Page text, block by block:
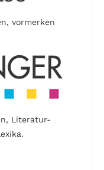
vormerken
Literatur-